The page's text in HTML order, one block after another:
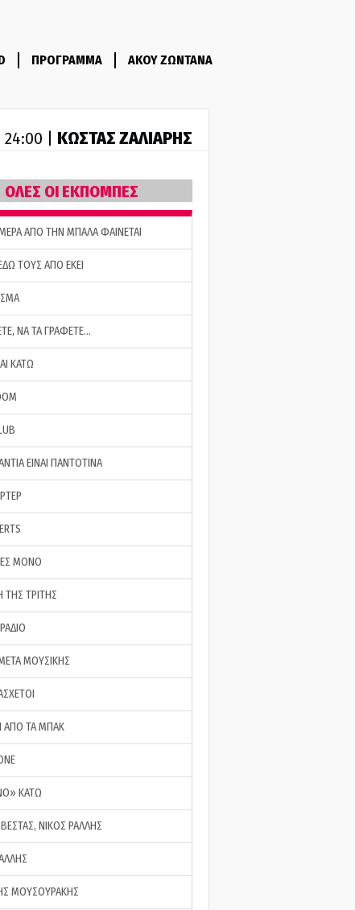
ΠΡΟΓΡΑΜΜΑ ΑΚΟΥ ΖΩΝΤΑΝΑ
24:00 | ΚΩΣΤΑΣ ΖΑΛΙΑΡΗΣ
ΟΛΕΣ ΟΙ ΕΚΠΟΜΠΕΣ
ΑΠΟ ΤΗΝ ΜΠΑΛΑ ΦΑΙΝΕΤΑΙ
ΤΟΥΣ ΑΠΟ ΕΚΕΙ
ΝΑ ΤΑ ΓΡΑΦΕΤΕ…
ΚΑΤΩ
ΕΙΝΑΙ ΠΑΝΤΟΤΙΝΑ
ΜΟΝΟ
ΤΗΣ ΤΡΙΤΗΣ
ΜΟΥΣΙΚΗΣ
ΑΠΟ ΤΑ ΜΠΑΚ
ΚΑΤΩ
ΝΙΚΟΣ ΡΑΛΛΗΣ
ΜΟΥΣΟΥΡΑΚΗΣ